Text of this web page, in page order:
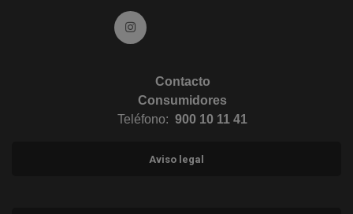
Ir a Instagram (abre en ventana nueva)
Contacto
Consumidores
Teléfono: 900 10 11 41
Aviso legal